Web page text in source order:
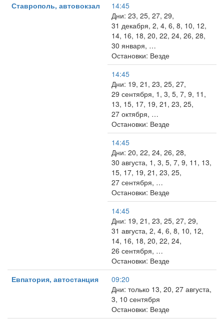
Ставрополь, автовокзал
14:45
Дни: 23, 25, 27, 29,
31 декабря, 2, 4, 6, 8, 10, 12,
14, 16, 18, 20, 22, 24, 26, 28,
30 января, …
Остановки: Везде
14:45
Дни: 19, 21, 23, 25, 27,
29 сентября, 1, 3, 5, 7, 9, 11,
13, 15, 17, 19, 21, 23, 25,
27 октября, …
Остановки: Везде
14:45
Дни: 20, 22, 24, 26, 28,
30 августа, 1, 3, 5, 7, 9, 11, 13,
15, 17, 19, 21, 23, 25,
27 сентября, …
Остановки: Везде
14:45
Дни: 19, 21, 23, 25, 27, 29,
31 августа, 2, 4, 6, 8, 10, 12,
14, 16, 18, 20, 22, 24,
26 сентября, …
Остановки: Везде
Евпатория, автостанция
09:20
Дни: только 13, 20, 27 августа,
3, 10 сентября
Остановки: Везде